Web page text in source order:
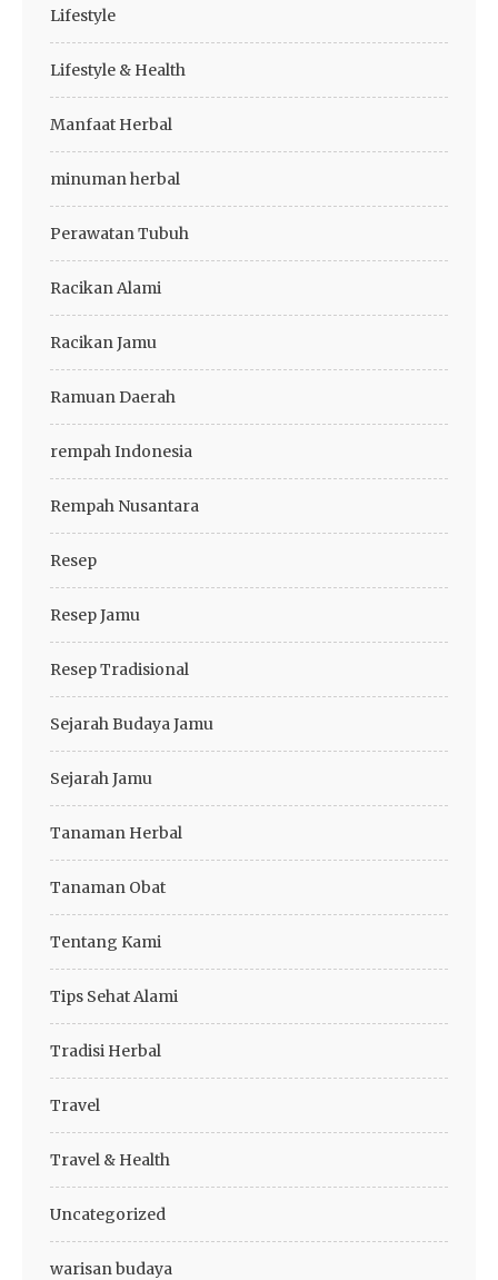
Lifestyle
Lifestyle & Health
Manfaat Herbal
minuman herbal
Perawatan Tubuh
Racikan Alami
Racikan Jamu
Ramuan Daerah
rempah Indonesia
Rempah Nusantara
Resep
Resep Jamu
Resep Tradisional
Sejarah Budaya Jamu
Sejarah Jamu
Tanaman Herbal
Tanaman Obat
Tentang Kami
Tips Sehat Alami
Tradisi Herbal
Travel
Travel & Health
Uncategorized
warisan budaya